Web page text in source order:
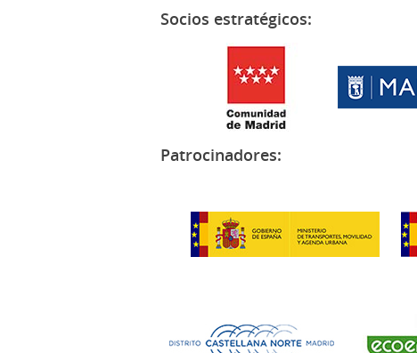
Socios estratégicos:
Patrocinadores: